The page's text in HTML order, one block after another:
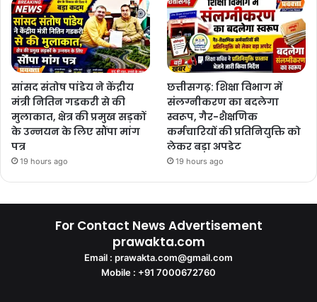
सांसद संतोष पांडेय ने केंद्रीय
मंत्री नितिन गडकरी से की
मुलाकात, क्षेत्र की प्रमुख सड़कों
के उन्नयन के लिए सौंपा मांग
पत्र
19 hours ago
छत्तीसगढ़: शिक्षा विभाग में
संलग्नीकरण का बदलेगा
स्वरूप, गैर-शैक्षणिक
कर्मचारियों की प्रतिनियुक्ति को
लेकर बड़ा अपडेट
19 hours ago
For Contact News Advertisement
prawakta.com
Email : prawakta.com@gmail.com
Mobile : +91 7000672760